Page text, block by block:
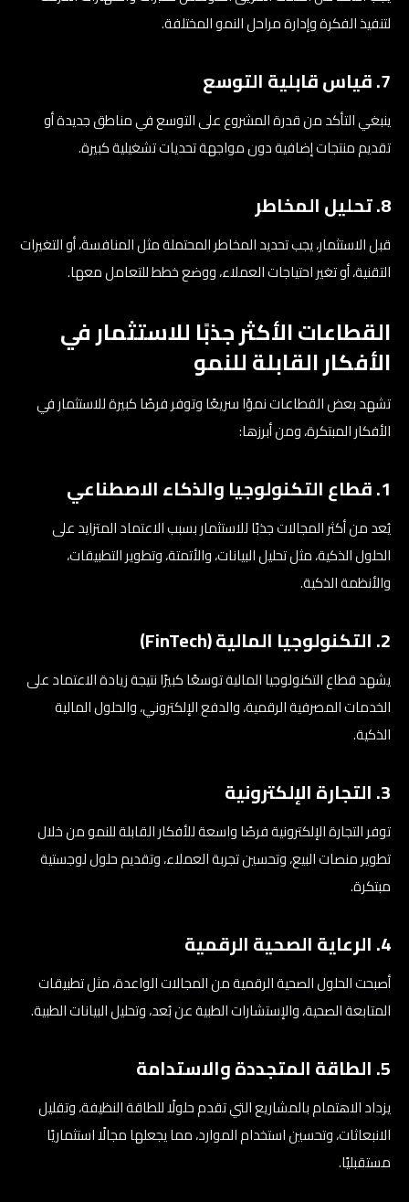
لتنفيذ الفكرة وإدارة مراحل النمو المختلفة.
7. قياس قابلية التوسع
ينبغي التأكد من قدرة المشروع على التوسع في مناطق جديدة أو
تقديم منتجات إضافية دون مواجهة تحديات تشغيلية كبيرة.
8. تحليل المخاطر
قبل الاستثمار، يجب تحديد المخاطر المحتملة مثل المنافسة، أو التغيرات
التقنية، أو تغير احتياجات العملاء، ووضع خطط للتعامل معها.
القطاعات الأكثر جذبًا للاستثمار في
الأفكار القابلة للنمو
تشهد بعض القطاعات نموًا سريعًا وتوفر فرصًا كبيرة للاستثمار في
الأفكار المبتكرة، ومن أبرزها:
1. قطاع التكنولوجيا والذكاء الاصطناعي
يُعد من أكثر المجالات جذبًا للاستثمار بسبب الاعتماد المتزايد على
الحلول الذكية، مثل تحليل البيانات، والأتمتة، وتطوير التطبيقات،
والأنظمة الذكية.
2. التكنولوجيا المالية (FinTech)
يشهد قطاع التكنولوجيا المالية توسعًا كبيرًا نتيجة زيادة الاعتماد على
الخدمات المصرفية الرقمية، والدفع الإلكتروني، والحلول المالية
الذكية.
3. التجارة الإلكترونية
توفر التجارة الإلكترونية فرصًا واسعة للأفكار القابلة للنمو من خلال
تطوير منصات البيع، وتحسين تجربة العملاء، وتقديم حلول لوجستية
مبتكرة.
4. الرعاية الصحية الرقمية
أصبحت الحلول الصحية الرقمية من المجالات الواعدة، مثل تطبيقات
المتابعة الصحية، والإستشارات الطبية عن بُعد، وتحليل البيانات الطبية.
5. الطاقة المتجددة والاستدامة
يزداد الاهتمام بالمشاريع التي تقدم حلولًا للطاقة النظيفة، وتقليل
الانبعاثات، وتحسين استخدام الموارد، مما يجعلها مجالًا استثماريًا
مستقبليًا.